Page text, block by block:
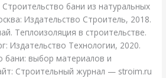
бани из натуральных
Издательство Строитель, 2018.
Теплоизоляция в строительстве.
Издательство Технологии, 2020.
бани: выбор материалов и
Строительный журнал — stroim.ru